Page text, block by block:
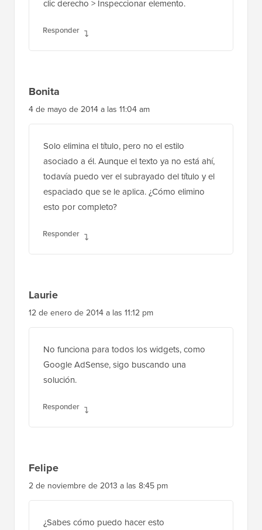
clic derecho > Inspeccionar elemento.
Responder
Bonita
4 de mayo de 2014 a las 11:04 am
Solo elimina el título, pero no el estilo
asociado a él. Aunque el texto ya no está ahí,
todavía puedo ver el subrayado del título y el
espaciado que se le aplica. ¿Cómo elimino
esto por completo?
Responder
Laurie
12 de enero de 2014 a las 11:12 pm
No funciona para todos los widgets, como
Google AdSense, sigo buscando una
solución.
Responder
Felipe
2 de noviembre de 2013 a las 8:45 pm
¿Sabes cómo puedo hacer esto